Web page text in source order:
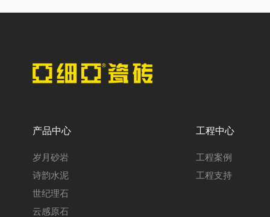
产品中心
岁月砂岩
诗韵水泥
世纪理石
云感原石
工程中心
工程案例
工程支持